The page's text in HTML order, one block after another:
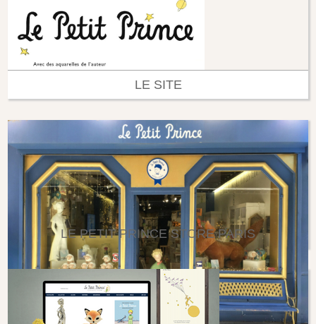
LE SITE
LE PETIT PRINCE STORE PARIS